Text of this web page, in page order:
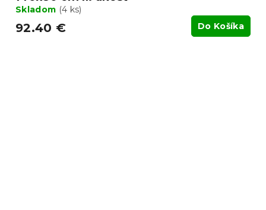
Skladom (4 ks)
92.40 € Do Košíka